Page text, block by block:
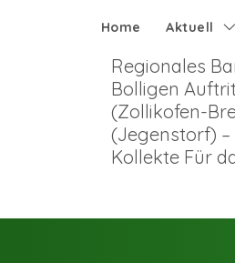
Home Aktuell
Regionales
Bolligen
(Zollikofen-
(Jegenstorf) –
Kollekte Für